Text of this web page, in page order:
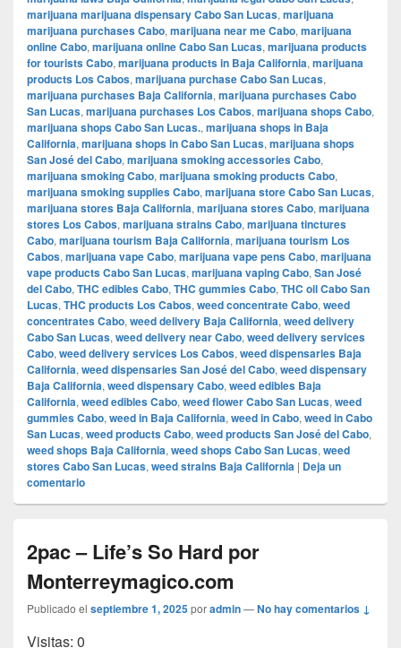
marijuana marijuana dispensary Cabo San Lucas, marijuana
marijuana purchases Cabo, marijuana near me Cabo, marijuana
online Cabo, marijuana online Cabo San Lucas, marijuana products
for tourists Cabo, marijuana products in Baja California, marijuana
products Los Cabos, marijuana purchase Cabo San Lucas,
marijuana purchases Baja California, marijuana purchases Cabo
San Lucas, marijuana purchases Los Cabos, marijuana shops Cabo,
marijuana shops Cabo San Lucas., marijuana shops in Baja
California, marijuana shops in Cabo San Lucas, marijuana shops
San José del Cabo, marijuana smoking accessories Cabo,
marijuana smoking Cabo, marijuana smoking products Cabo,
marijuana smoking supplies Cabo, marijuana store Cabo San Lucas,
marijuana stores Baja California, marijuana stores Cabo, marijuana
stores Los Cabos, marijuana strains Cabo, marijuana tinctures
Cabo, marijuana tourism Baja California, marijuana tourism Los
Cabos, marijuana vape Cabo, marijuana vape pens Cabo, marijuana
vape products Cabo San Lucas, marijuana vaping Cabo, San José
del Cabo, THC edibles Cabo, THC gummies Cabo, THC oil Cabo San
Lucas, THC products Los Cabos, weed concentrate Cabo, weed
concentrates Cabo, weed delivery Baja California, weed delivery
Cabo San Lucas, weed delivery near Cabo, weed delivery services
Cabo, weed delivery services Los Cabos, weed dispensaries Baja
California, weed dispensaries San José del Cabo, weed dispensary
Baja California, weed dispensary Cabo, weed edibles Baja
California, weed edibles Cabo, weed flower Cabo San Lucas, weed
gummies Cabo, weed in Baja California, weed in Cabo, weed in Cabo
San Lucas, weed products Cabo, weed products San José del Cabo,
weed shops Baja California, weed shops Cabo San Lucas, weed
stores Cabo San Lucas, weed strains Baja California | Deja un
comentario
2pac – Life’s So Hard por
Monterreymagico.com
Publicado el septiembre 1, 2025poradmin—No hay comentarios ↓
Visitas: 0